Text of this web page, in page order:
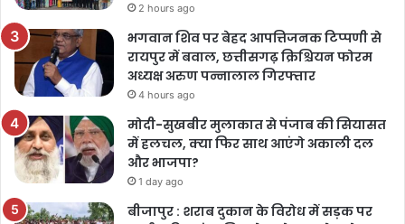
2 hours ago
भगवान शिव पर बेहद आपत्तिजनक टिप्पणी से
रायपुर में बवाल, छत्तीसगढ़ क्रिश्चियन फोरम
अध्यक्ष अरुण पन्नालाल गिरफ्तार
4 hours ago
मोदी-सुखबीर मुलाकात से पंजाब की सियासत
में हलचल, क्या फिर साथ आएंगे अकाली दल
और भाजपा?
1 day ago
बीजापुर : शराब दुकान के विरोध में सड़क पर